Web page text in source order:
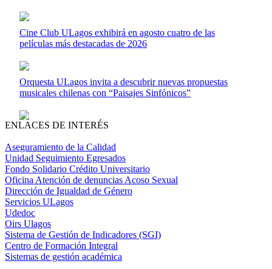
Cine Club ULagos exhibirá en agosto cuatro de las
películas más destacadas de 2026
Orquesta ULagos invita a descubrir nuevas propuestas
musicales chilenas con “Paisajes Sinfónicos”
ENLACES DE INTERÉS
Aseguramiento de la Calidad
Unidad Seguimiento Egresados
Fondo Solidario Crédito Universitario
Oficina Atención de denuncias Acoso Sexual
Dirección de Igualdad de Género
Servicios ULagos
Udedoc
Oirs Ulagos
Sistema de Gestión de Indicadores (SGI)
Centro de Formación Integral
Sistemas de gestión académica